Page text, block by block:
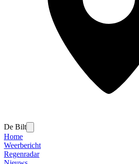
De Bilt
Home
Weerbericht
Regenradar